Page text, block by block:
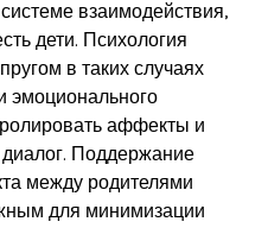
взаимодействия,
дети. Психология
в таких случаях
эмоционального
аффекты и
диалог. Поддержание
между родителями
для минимизации